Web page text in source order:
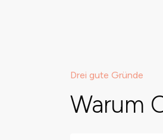
Drei gute Gründe
Warum